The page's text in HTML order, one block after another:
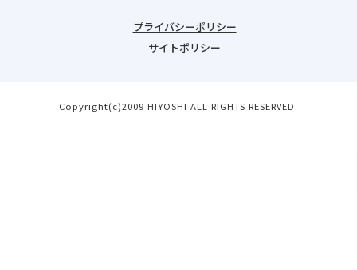
プライバシーポリシー
サイトポリシー
Copyright(c)2009 HIYOSHI ALL RIGHTS RESERVED.